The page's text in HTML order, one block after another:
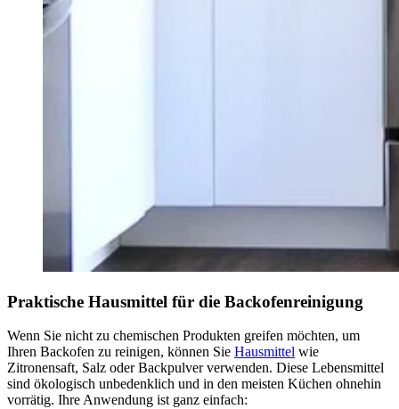
Praktische Hausmittel für die Backofenreinigung
Wenn Sie nicht zu chemischen Produkten greifen möchten, um
Ihren Backofen zu reinigen, können Sie Hausmittel wie
Zitronensaft, Salz oder Backpulver verwenden. Diese Lebensmittel
sind ökologisch unbedenklich und in den meisten Küchen ohnehin
vorrätig. Ihre Anwendung ist ganz einfach: